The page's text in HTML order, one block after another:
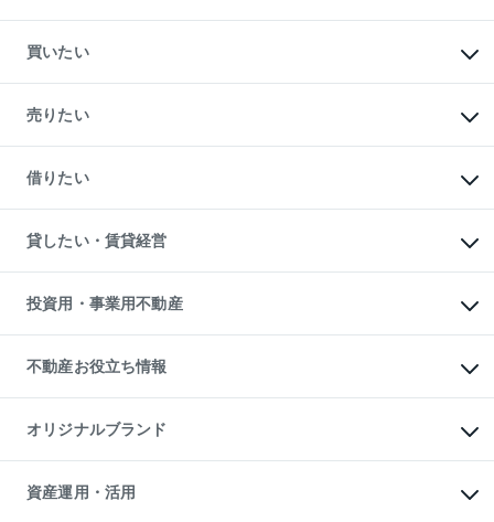
買いたい
新築・分譲マンションの購入
中古マンションの購入
一戸建ての購入
中古一戸建ての購入
不動産購入の流れ
注目キーワード物件特集
購入ガイド
English 繁体中文簡体中文
売りたい
一戸建ての売却・査定
土地の売却・査定
スピードAI査定
不動産査定について
不動産売却の流れ
不動産買換えの流れ
売却ガイド
借りたい
オフィス・店舗の賃貸
借りるときの流れ
借りるガイド
貸したい・賃貸経営
マンション賃料データ
賃貸管理プラン
リロケーションについて
貸すガイド
投資用・事業用不動産
事業用不動産
マンション投資
投資用マンション
アパート経営
収益物件
ビル購入（ビル一棟）
投資用不動産の売却査定
不動産お役立ち情報
マンションライブラリー
人気マンションランキング
暮らしに役立つ不動産メディア
不動産相場・不動産価格情報
オリジナルブランド
一棟リノベーションマンション
L`GENTE（ルジェンテ）
資産運用・活用